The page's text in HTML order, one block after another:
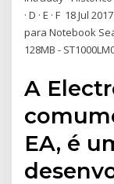
· D · E · F 18 Jul
para Notebook
128MB -
A
EA, é